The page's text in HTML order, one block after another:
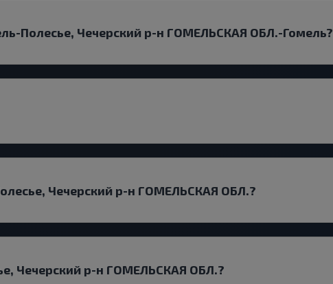
Полесье, Чечерский р-н ГОМЕЛЬСКАЯ ОБЛ.-Гомель?
Чечерский р-н ГОМЕЛЬСКАЯ ОБЛ.?
Чечерский р-н ГОМЕЛЬСКАЯ ОБЛ.?